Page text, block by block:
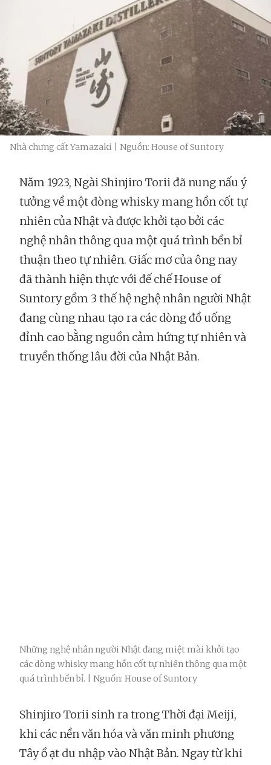
Nhà chưng cất Yamazaki | Nguồn: House of Suntory
Năm 1923, Ngài Shinjiro Torii đã nung nấu ý
tưởng về một dòng whisky mang hồn cốt tự
nhiên của Nhật và được khởi tạo bởi các
nghệ nhân thông qua một quá trình bền bỉ
thuận theo tự nhiên. Giấc mơ của ông nay
đã thành hiện thực với đế chế House of
Suntory gồm 3 thế hệ nghệ nhân người Nhật
đang cùng nhau tạo ra các dòng đồ uống
đỉnh cao bằng nguồn cảm hứng tự nhiên và
truyền thống lâu đời của Nhật Bản.
Những nghệ nhân người Nhật đang miệt mài khởi tạo
các dòng whisky mang hồn cốt tự nhiên thông qua một
quá trình bền bỉ. | Nguồn: House of Suntory
Shinjiro Torii sinh ra trong Thời đại Meiji,
khi các nền văn hóa và văn minh phương
Tây ồ ạt du nhập vào Nhật Bản. Ngay từ khi